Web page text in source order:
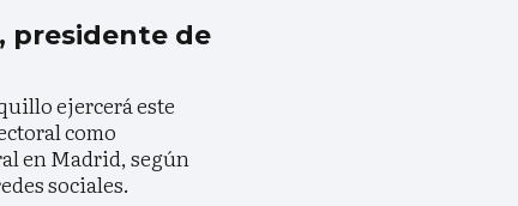
presidente de
ejercerá este
como
en Madrid, según
sociales.